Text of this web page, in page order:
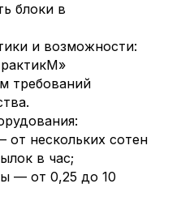
блоки в
и возможности:
требований
от нескольких сотен
в час;
— от 0,25 до 10